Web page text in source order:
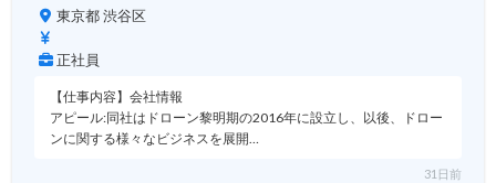
東京都 渋谷区
正社員
【仕事内容】会社情報
アピール:同社はドローン黎明期の2016年に設立し、以後、ドロー
ンに関する様々なビジネスを展開…
31日前